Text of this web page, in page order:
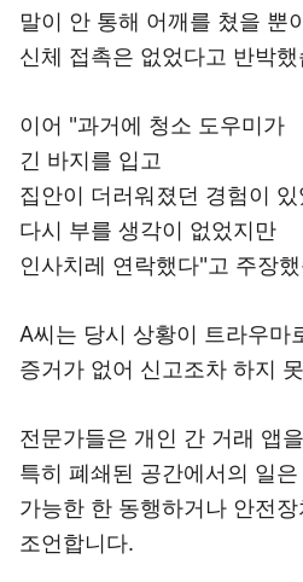
말이 안 통해 어깨를 쳤을 뿐
신체 접촉은 없었다고 반박
이어 "과거에 청소 도우미가
긴 바지를 입고
집안이 더러워졌던 경험이 있
다시 부를 생각이 없었지만
인사치레 연락했다"고 주장
A씨는 당시 상황이 트라우마
증거가 없어 신고조차 하지
전문가들은 개인 간 거래 앱
특히 폐쇄된 공간에서의 일
가능한 한 동행하거나 안전
조언합니다.